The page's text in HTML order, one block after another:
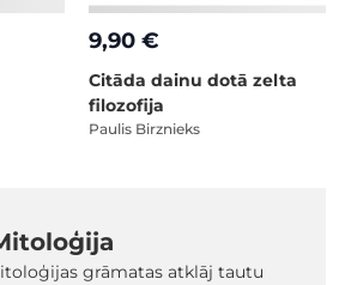
9,90 €
Citāda dainu dotā zelta
filozofija
Paulis Birznieks
grāmatas atklāj tautu